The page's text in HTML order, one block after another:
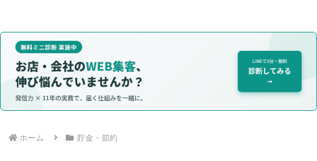
ホーム 貯金・節約